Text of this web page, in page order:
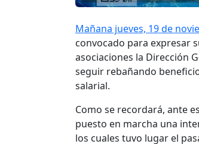
Mañana jueves, 19 de
convocado para expresar
asociaciones la Dirección
seguir rebañando
salarial.
Como se recordará, ante
puesto en marcha una
los cuales tuvo lugar el